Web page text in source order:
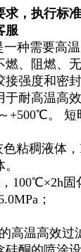
，执行标
服
种需要高
燃、阻燃、
接强度和密
耐高温高
+500℃。 短
粘稠液体，
100℃×2h固
；
高温高效过